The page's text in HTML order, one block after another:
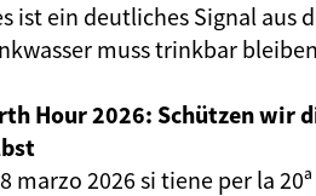
ist ein deutliches Signal aus
muss trinkbar
Hour 2026: Schützen wir
marzo 2026 si tiene per la